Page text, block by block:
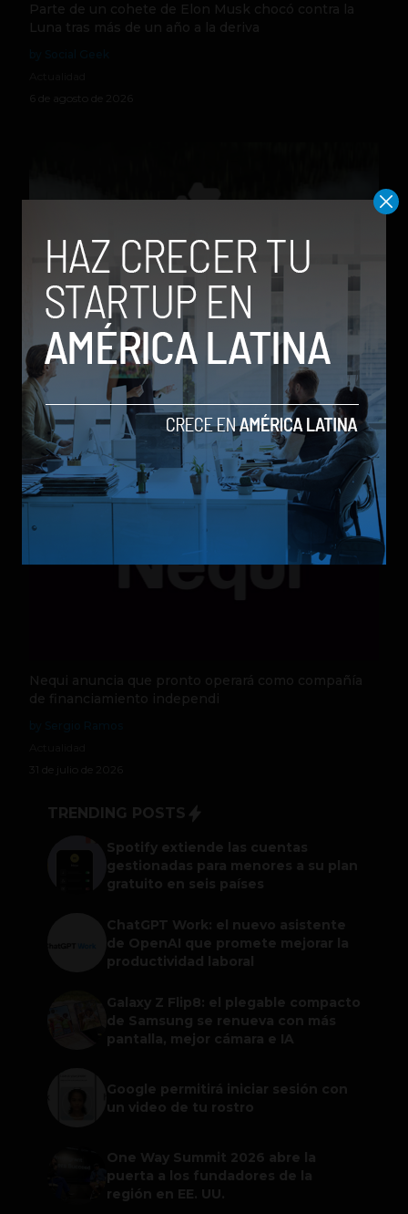
Parte de un cohete de Elon Musk chocó contra la
Luna tras más de un año a la deriva
6 de agosto de 2026
Qwen 3.8-Max, la nueva IA de Alibaba que desafía a
los modelos más poderosos
by Sergio Ramos
Actualidad
5 de agosto de 2026
Nequi anuncia que pronto operará como compañía
de financiamiento independi
31 de julio de 2026
TRENDING POSTS
Spotify extiende las cuentas
gestionadas para menores a su plan
gratuito en seis países
ChatGPT Work: el nuevo asistente
de OpenAI que promete mejorar la
productividad laboral
Galaxy Z Flip8: el plegable compacto
de Samsung se renueva con más
pantalla, mejor cámara e IA
Google permitirá iniciar sesión con
un video de tu rostro
One Way Summit 2026 abre la
puerta a los fundadores de la
región en EE. UU.